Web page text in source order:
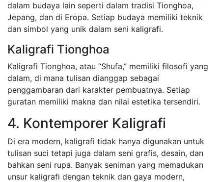
dalam budaya lain seperti dalam tradisi Tionghoa,
Jepang, dan di Eropa. Setiap budaya memiliki teknik
dan simbol yang unik dalam seni kaligrafi.
Kaligrafi Tionghoa
Kaligrafi Tionghoa, atau “Shufa,” memiliki filosofi yang
dalam, di mana tulisan dianggap sebagai
penggambaran dari karakter pembuatnya. Setiap
guratan memiliki makna dan nilai estetika tersendiri.
4. Kontemporer Kaligrafi
Di era modern, kaligrafi tidak hanya digunakan untuk
tulisan suci tetapi juga dalam seni grafis, desain, dan
bahkan seni rupa. Banyak seniman yang memadukan
unsur kaligrafi dengan teknik dan gaya modern,